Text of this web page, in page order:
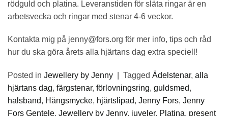
rödguld och platina. Leveranstiden för släta ringar är en
arbetsvecka och ringar med stenar 4-6 veckor.
Kontakta mig på jenny@fors.org för mer info, tips och råd
hur du ska göra årets alla hjärtans dag extra speciell!
Posted in Jewellery by Jenny Tagged Ädelstenar, alla
hjärtans dag, färgstenar, förlovningsring, guldsmed,
halsband, Hängsmycke, hjärtslipad, Jenny Fors, Jenny
Fors Gentele, Jewellery by Jenny, juveler, Platina, present